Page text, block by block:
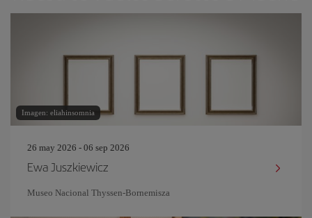
Imagen: eliahinsomnia
26 may 2026 - 06 sep 2026
Ewa Juszkiewicz
Museo Nacional Thyssen-Bornemisza